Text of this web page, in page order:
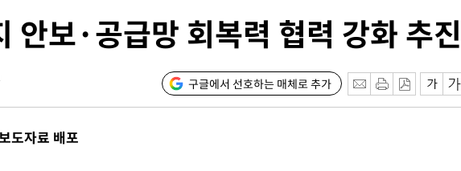
.. 14명 부상, 3명은 중
부 케슘섬에서 두차
관세, 120일 후 발
안보·공급망 회복력 협력 강화 추진
구글에서 선호하는 매체로 추가
도자료 배포